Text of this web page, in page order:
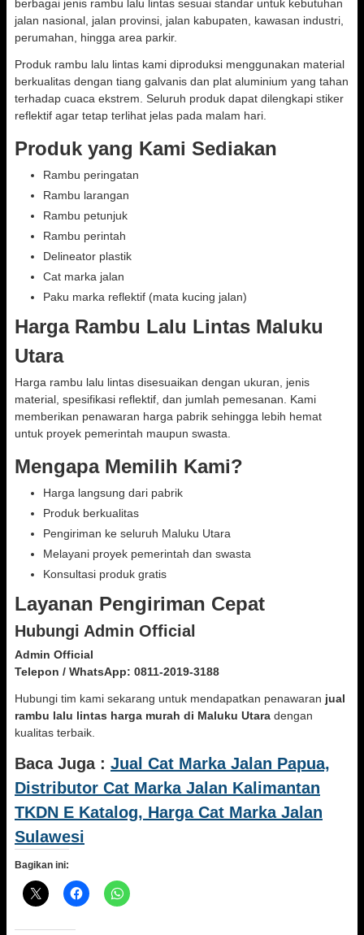
berbagai jenis rambu lalu lintas sesuai standar untuk kebutuhan
jalan nasional, jalan provinsi, jalan kabupaten, kawasan industri,
perumahan, hingga area parkir.
Produk rambu lalu lintas kami diproduksi menggunakan material
berkualitas dengan tiang galvanis dan plat aluminium yang tahan
terhadap cuaca ekstrem. Seluruh produk dapat dilengkapi stiker
reflektif agar tetap terlihat jelas pada malam hari.
Produk yang Kami Sediakan
Rambu peringatan
Rambu larangan
Rambu petunjuk
Rambu perintah
Delineator plastik
Cat marka jalan
Paku marka reflektif (mata kucing jalan)
Harga Rambu Lalu Lintas Maluku
Utara
Harga rambu lalu lintas disesuaikan dengan ukuran, jenis
material, spesifikasi reflektif, dan jumlah pemesanan. Kami
memberikan penawaran harga pabrik sehingga lebih hemat
untuk proyek pemerintah maupun swasta.
Mengapa Memilih Kami?
Harga langsung dari pabrik
Produk berkualitas
Pengiriman ke seluruh Maluku Utara
Melayani proyek pemerintah dan swasta
Konsultasi produk gratis
Layanan Pengiriman Cepat
Hubungi Admin Official
Admin Official
Telepon / WhatsApp: 0811-2019-3188
Hubungi tim kami sekarang untuk mendapatkan penawaran jual
rambu lalu lintas harga murah di Maluku Utara dengan
kualitas terbaik.
Baca Juga : Jual Cat Marka Jalan Papua,
Distributor Cat Marka Jalan Kalimantan
TKDN E Katalog, Harga Cat Marka Jalan
Sulawesi
Bagikan ini: